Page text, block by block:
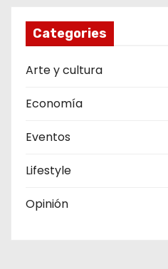
Categories
Arte y cultura
Economía
Eventos
Lifestyle
Opinión